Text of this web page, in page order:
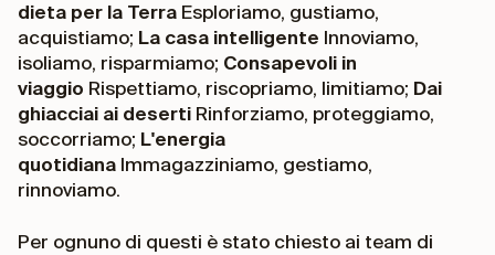
dieta per la Terra Esploriamo, gustiamo,
acquistiamo; La casa intelligente Innoviamo,
isoliamo, risparmiamo; Consapevoli in
viaggio Rispettiamo, riscopriamo, limitiamo; Dai
ghiacciai ai deserti Rinforziamo, proteggiamo,
soccorriamo; L'energia
quotidiana Immagazziniamo, gestiamo,
rinnoviamo.
Per ognuno di questi è stato chiesto ai team di